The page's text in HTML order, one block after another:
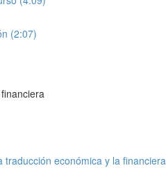
(2:07)
económica y la financiera